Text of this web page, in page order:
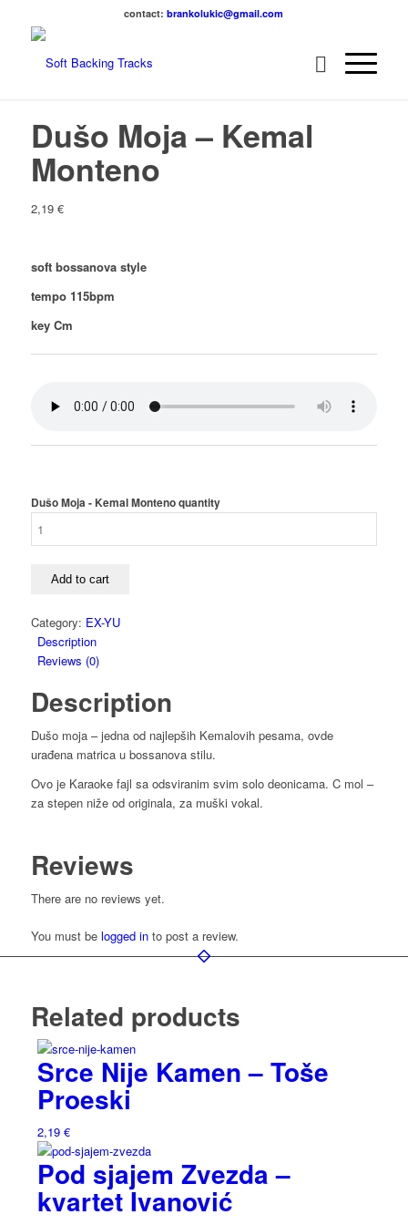
contact:brankolukic@gmail.com
Dušo Moja – Kemal
Monteno
2,19 €
soft bossanova style
tempo 115bpm
key Cm
Dušo Moja - Kemal Monteno quantity
Add to cart
Category: EX-YU
Description
Reviews (0)
Description
Dušo moja – jedna od najlepših Kemalovih pesama, ovde
urađena matrica u bossanova stilu.
Ovo je Karaoke fajl sa odsviranim svim solo deonicama. C mol –
za stepen niže od originala, za muški vokal.
Reviews
There are no reviews yet.
You must be logged into post a review.
Related products
Srce Nije Kamen – Toše
Proeski
2,19 €
Pod sjajem Zvezda –
kvartet Ivanović